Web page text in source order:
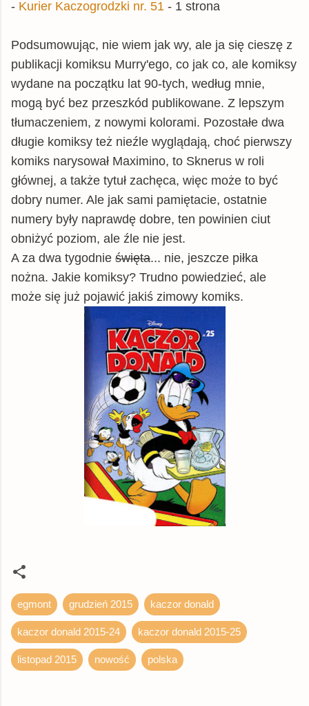
- Kurier Kaczogrodzki nr. 51 - 1 strona
Podsumowując, nie wiem jak wy, ale ja się cieszę z
publikacji komiksu Murry'ego, co jak co, ale komiksy
wydane na początku lat 90-tych, według mnie,
mogą być bez przeszkód publikowane. Z lepszym
tłumaczeniem, z nowymi kolorami. Pozostałe dwa
długie komiksy też nieźle wyglądają, choć pierwszy
komiks narysował Maximino, to Sknerus w roli
głównej, a także tytuł zachęca, więc może to być
dobry numer. Ale jak sami pamiętacie, ostatnie
numery były naprawdę dobre, ten powinien ciut
obniżyć poziom, ale źle nie jest.
A za dwa tygodnie święta... nie, jeszcze piłka
nożna. Jakie komiksy? Trudno powiedzieć, ale
może się już pojawić jakiś zimowy komiks.
egmont grudzień 2015 kaczor donald
kaczor donald 2015-24 kaczor donald 2015-25
listopad 2015 nowość polska